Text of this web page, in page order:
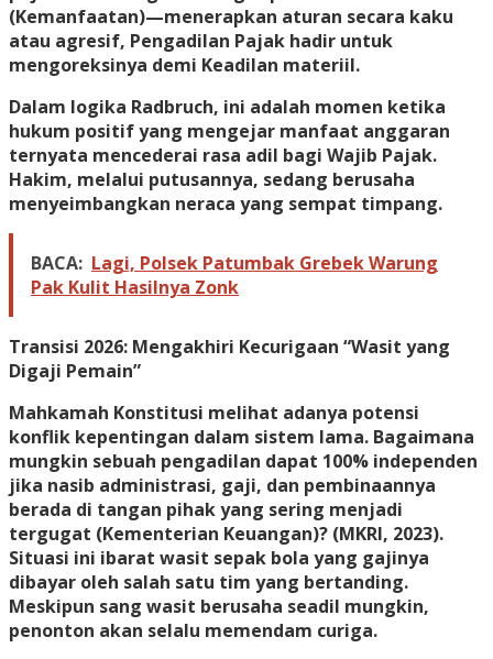
(Kemanfaatan)—menerapkan aturan secara kaku
atau agresif, Pengadilan Pajak hadir untuk
mengoreksinya demi Keadilan materiil.
Dalam logika Radbruch, ini adalah momen ketika
hukum positif yang mengejar manfaat anggaran
ternyata mencederai rasa adil bagi Wajib Pajak.
Hakim, melalui putusannya, sedang berusaha
menyeimbangkan neraca yang sempat timpang.
BACA: Lagi, Polsek Patumbak Grebek Warung
Pak Kulit Hasilnya Zonk
Transisi 2026: Mengakhiri Kecurigaan “Wasit yang
Digaji Pemain”
Mahkamah Konstitusi melihat adanya potensi
konflik kepentingan dalam sistem lama. Bagaimana
mungkin sebuah pengadilan dapat 100% independen
jika nasib administrasi, gaji, dan pembinaannya
berada di tangan pihak yang sering menjadi
tergugat (Kementerian Keuangan)? (MKRI, 2023).
Situasi ini ibarat wasit sepak bola yang gajinya
dibayar oleh salah satu tim yang bertanding.
Meskipun sang wasit berusaha seadil mungkin,
penonton akan selalu memendam curiga.